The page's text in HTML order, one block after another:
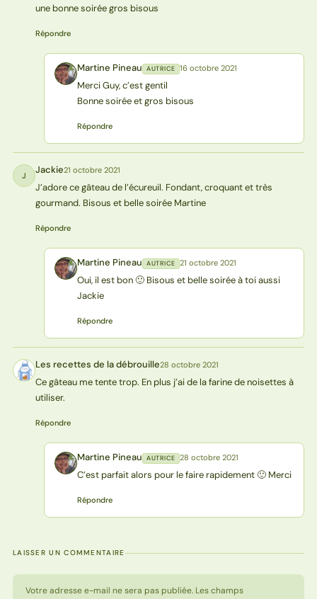
une bonne soirée gros bisous
Répondre
MP Martine Pineau AUTRICE 16 octobre 2021
Merci Guy, c’est gentil
Bonne soirée et gros bisous
Répondre
J Jackie21 octobre 2021
J’adore ce gâteau de l’écureuil. Fondant, croquant et très
gourmand. Bisous et belle soirée Martine
Répondre
MP Martine Pineau AUTRICE 21 octobre 2021
Oui, il est bon 🙂 Bisous et belle soirée à toi aussi
Jackie
Répondre
LD Les recettes de la débrouille28 octobre 2021
Ce gâteau me tente trop. En plus j’ai de la farine de noisettes à
utiliser.
Répondre
MP Martine Pineau AUTRICE 28 octobre 2021
C’est parfait alors pour le faire rapidement 🙂 Merci
Répondre
LAISSER UN COMMENTAIRE
Votre adresse e-mail ne sera pas publiée. Les champs